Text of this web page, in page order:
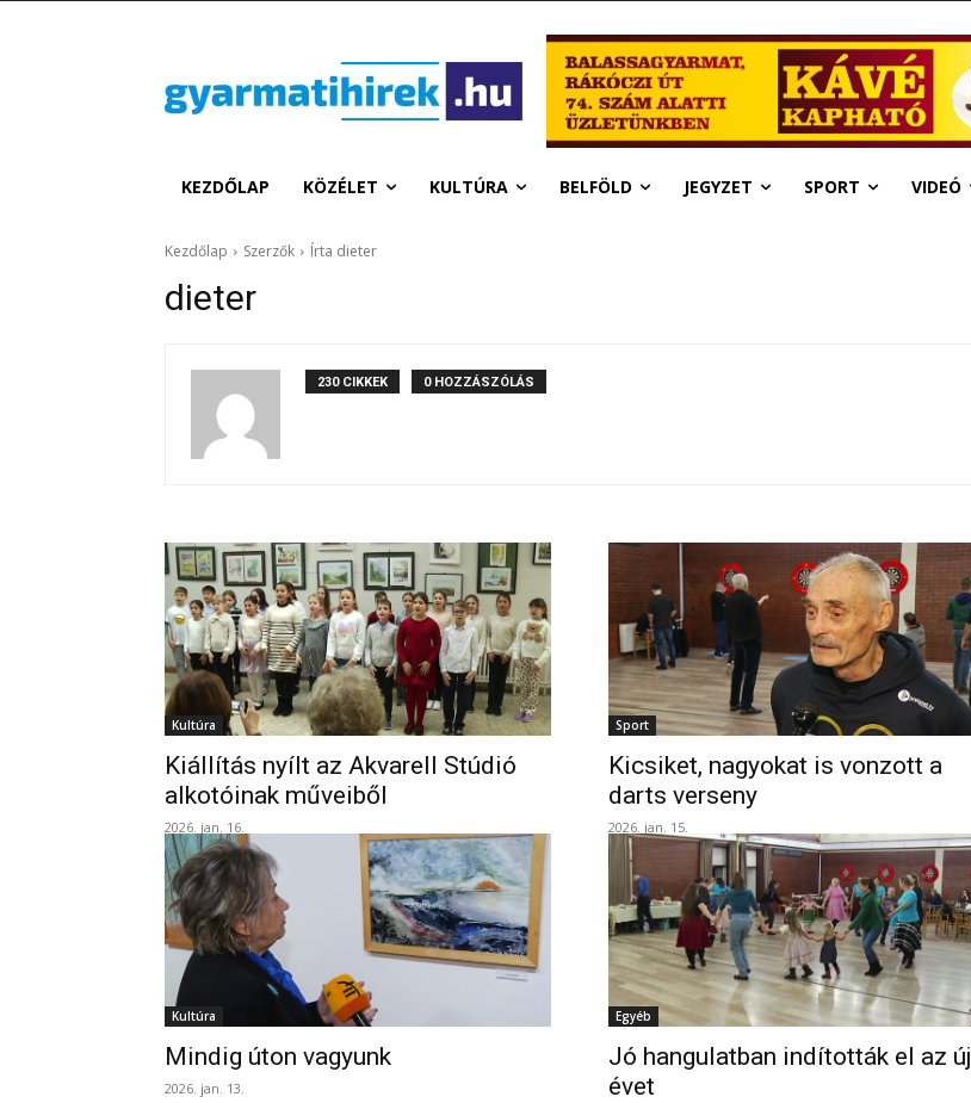
KEZDŐLAP KÖZÉLET KULTÚRA BELFÖLD JEGYZET SPORT VIDEÓ
Kezdőlap Szerzők Írta dieter
dieter
230 CIKKEK 0 HOZZÁSZÓLÁS
Kultúra
Kiállítás nyílt az Akvarell Stúdió
alkotóinak műveiből
2026. jan. 16.
Sport
Kicsiket, nagyokat is vonzott a
darts verseny
2026. jan. 15.
Kultúra
Mindig úton vagyunk
2026. jan. 13.
Egyéb
Jó hangulatban indították el az új
évet